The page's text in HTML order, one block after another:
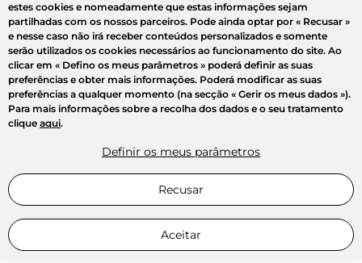
estes cookies e nomeadamente que estas informações sejam
partilhadas com os nossos parceiros. Pode ainda optar por « Recusar »
e nesse caso não irá receber conteúdos personalizados e somente
serão utilizados os cookies necessários ao funcionamento do site. Ao
clicar em « Defino os meus parâmetros » poderá definir as suas
preferências e obter mais informações. Poderá modificar as suas
preferências a qualquer momento (na secção « Gerir os meus dados »).
Para mais informações sobre a recolha dos dados e o seu tratamento
clique aqui.
Definir os meus parâmetros
Recusar
Aceitar